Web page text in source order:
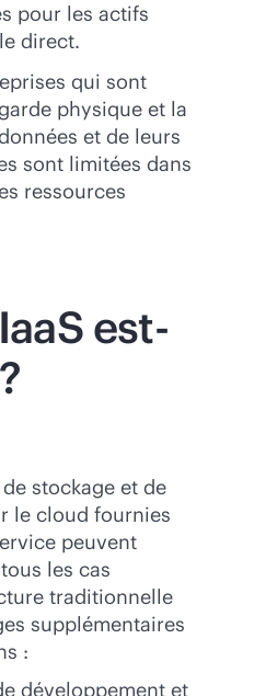
pour les actifs
direct.
qui sont
physique et la
et de leurs
sont limitées dans
ressources
est-
stockage et de
le cloud fournies
peuvent
les cas
traditionnelle
supplémentaires
:
développement et